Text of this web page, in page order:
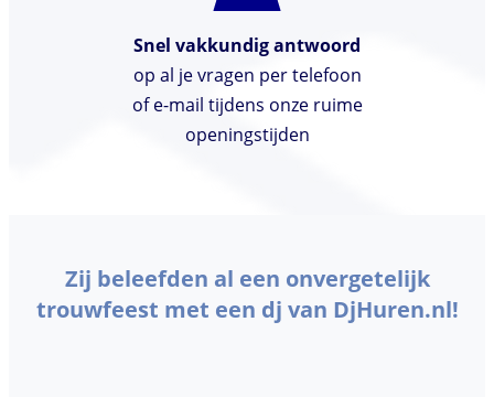
Snel vakkundig antwoord
op al je vragen per telefoon
of e-mail tijdens onze ruime
openingstijden
Zij beleefden al een onvergetelijk
trouwfeest met een dj van DjHuren.nl!